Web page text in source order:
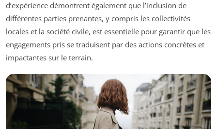
d’expérience démontrent également que l’inclusion de
différentes parties prenantes, y compris les collectivités
locales et la société civile, est essentielle pour garantir que les
engagements pris se traduisent par des actions concrètes et
impactantes sur le terrain.